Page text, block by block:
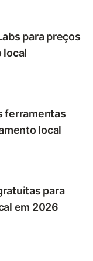
para preços
local
ferramentas
local
para
em 2026